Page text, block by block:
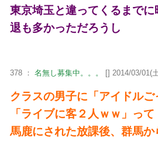
東京埼玉と違ってくるまで
退も多かっただろうし
378 ： 名無し募集中。。。 [] 2014/03/01(
クラスの男子に「アイドル
「ライブに客２人ｗｗ」って
馬鹿にされた放課後、群馬